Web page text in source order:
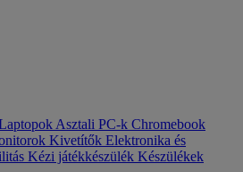
Asztali PC-k Chromebook
Kivetítők Elektronika és
Kézi játékkészülék Készülékek